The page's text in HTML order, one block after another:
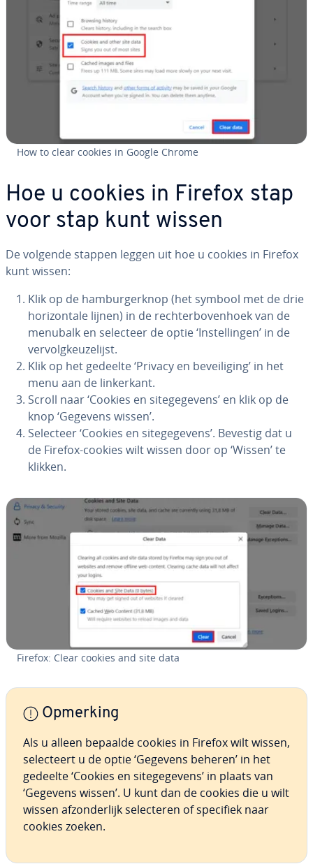
How to clear cookies in Google Chrome
Hoe u cookies in Firefox stap
voor stap kunt wissen
De volgende stappen leggen uit hoe u cookies in Firefox
kunt wissen:
Klik op de ham­bur­ger­knop (het symbool met de drie
ho­ri­zon­ta­le lijnen) in de rech­ter­bo­ven­hoek van de
menubalk en selecteer de optie ‘In­stel­lin­gen’ in de
ver­volg­keu­ze­lijst.
Klik op het gedeelte ‘Privacy en be­vei­li­ging’ in het
menu aan de lin­ker­kant.
Scroll naar ‘Cookies en si­te­ge­ge­vens’ en klik op de
knop ‘Gegevens wissen’.
Selecteer ‘Cookies en si­te­ge­ge­vens’. Bevestig dat u
de Firefox-cookies wilt wissen door op ‘Wissen’ te
klikken.
Firefox: Clear cookies and site data
Opmerking
Als u alleen bepaalde cookies in Firefox wilt wissen,
se­lec­teert u de optie ‘Gegevens beheren’ in het
gedeelte ‘Cookies en si­te­ge­ge­vens’ in plaats van
‘Gegevens wissen’. U kunt dan de cookies die u wilt
wissen af­zon­der­lijk se­lec­te­ren of specifiek naar
cookies zoeken.